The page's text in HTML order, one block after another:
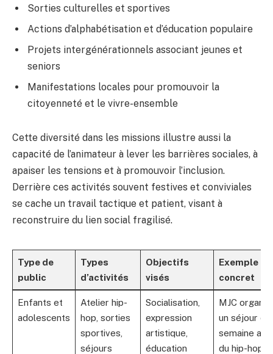
Sorties culturelles et sportives
Actions d’alphabétisation et d’éducation populaire
Projets intergénérationnels associant jeunes et
seniors
Manifestations locales pour promouvoir la
citoyenneté et le vivre-ensemble
Cette diversité dans les missions illustre aussi la
capacité de l’animateur à lever les barrières sociales, à
apaiser les tensions et à promouvoir l’inclusion.
Derrière ces activités souvent festives et conviviales
se cache un travail tactique et patient, visant à
reconstruire du lien social fragilisé.
Type de
public
Types
d’activités
Objectifs
visés
Exemple
concret
Enfants et
adolescents
Atelier hip-
hop, sorties
sportives,
séjours
Socialisation,
expression
artistique,
éducation
MJC
un séjour
semaine
du hip-hop